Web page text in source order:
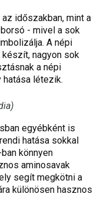
időszakban, mint a
- mivel a sok
A népi
nagyon sok
a népi
létezik.
egyébként is
hatása sokkal
könnyen
aminosavak
segít megkötni a
különösen hasznos